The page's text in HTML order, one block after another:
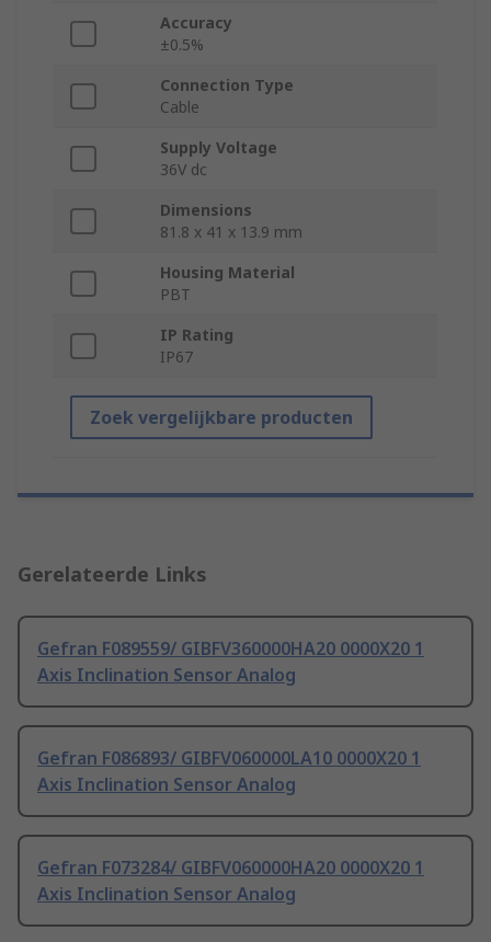
Accuracy
±0.5%
Connection Type
Cable
Supply Voltage
36V dc
Dimensions
81.8 x 41 x 13.9 mm
Housing Material
PBT
IP Rating
IP67
Zoek vergelijkbare producten
Gerelateerde Links
Gefran F089559/ GIBFV360000HA20 0000X20 1
Axis Inclination Sensor Analog
Gefran F086893/ GIBFV060000LA10 0000X20 1
Axis Inclination Sensor Analog
Gefran F073284/ GIBFV060000HA20 0000X20 1
Axis Inclination Sensor Analog